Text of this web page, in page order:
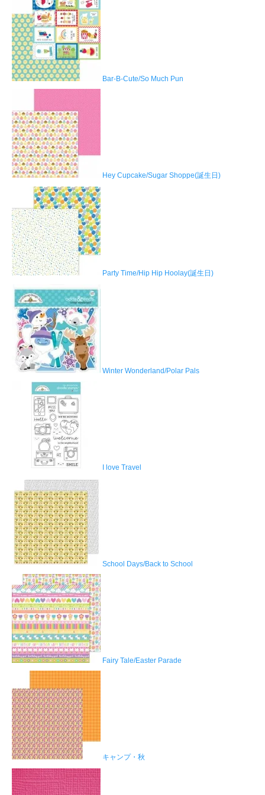
Bar-B-Cute/So Much Pun
Hey Cupcake/Sugar Shoppe(誕生日)
Party Time/Hip Hip Hoolay(誕生日)
Winter Wonderland/Polar Pals
I love Travel
School Days/Back to School
Fairy Tale/Easter Parade
キャンプ・秋